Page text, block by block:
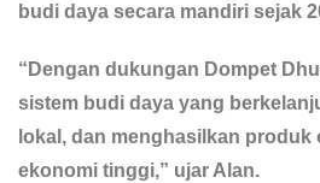
budi daya secara mandiri sejak
“Dengan dukungan Dompet
sistem budi daya yang
lokal, dan menghasilkan produk
ekonomi tinggi,” ujar Alan.